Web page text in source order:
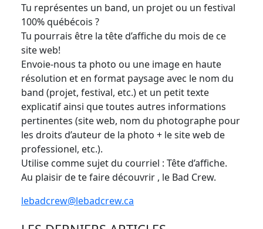
Tu représentes un band, un projet ou un festival
100% québécois ?
Tu pourrais être la tête d’affiche du mois de ce
site web!
Envoie-nous ta photo ou une image en haute
résolution et en format paysage avec le nom du
band (projet, festival, etc.) et un petit texte
explicatif ainsi que toutes autres informations
pertinentes (site web, nom du photographe pour
les droits d’auteur de la photo + le site web de
professionel, etc.).
Utilise comme sujet du courriel : Tête d’affiche.
Au plaisir de te faire découvrir , le Bad Crew.
lebadcrew@lebadcrew.ca